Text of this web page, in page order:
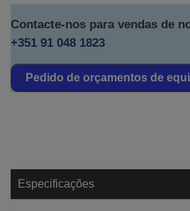
Contacte-nos para vendas de
+351 91 048 1823
Pedido de orçamentos de
Especificações